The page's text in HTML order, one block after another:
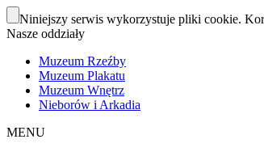
Niniejszy serwis wykorzystuje pliki cookie.
Nasze oddziały
Muzeum Rzeźby
Muzeum Plakatu
Muzeum Wnętrz
Nieborów i Arkadia
MENU